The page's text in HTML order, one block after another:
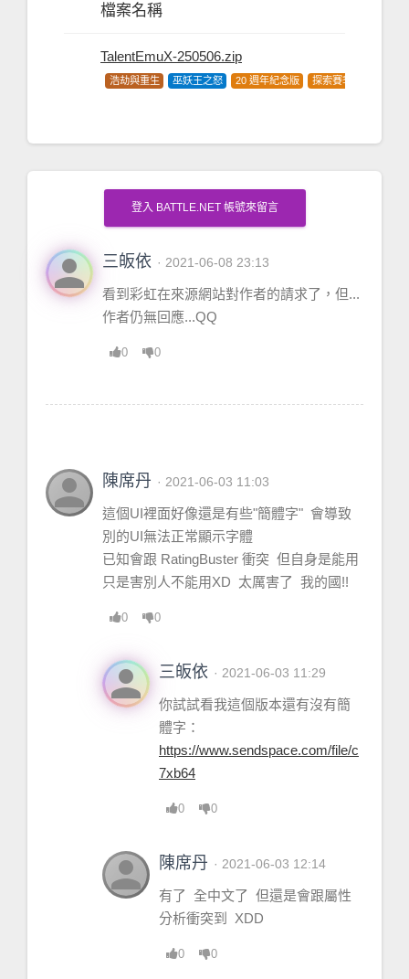
檔案名稱
TalentEmuX-250506.zip
浩劫與重生 巫妖王之怒 20 週年紀念版 探索賽季
登入 BATTLE.NET 帳號來留言
person 三皈依 · 2021-06-08 23:13
看到彩虹在來源網站對作者的請求了，但...
作者仍無回應...QQ
0 0
person 陳席丹 · 2021-06-03 11:03
這個UI裡面好像還是有些"簡體字" 會導致
別的UI無法正常顯示字體
已知會跟 RatingBuster 衝突 但自身是能用
只是害別人不能用XD 太厲害了 我的國!!
0 0
person 三皈依 · 2021-06-03 11:29
你試試看我這個版本還有沒有簡
體字：
https://www.sendspace.com/file/c
7xb64
0 0
person 陳席丹 · 2021-06-03 12:14
有了 全中文了 但還是會跟屬性
分析衝突到 XDD
0 0